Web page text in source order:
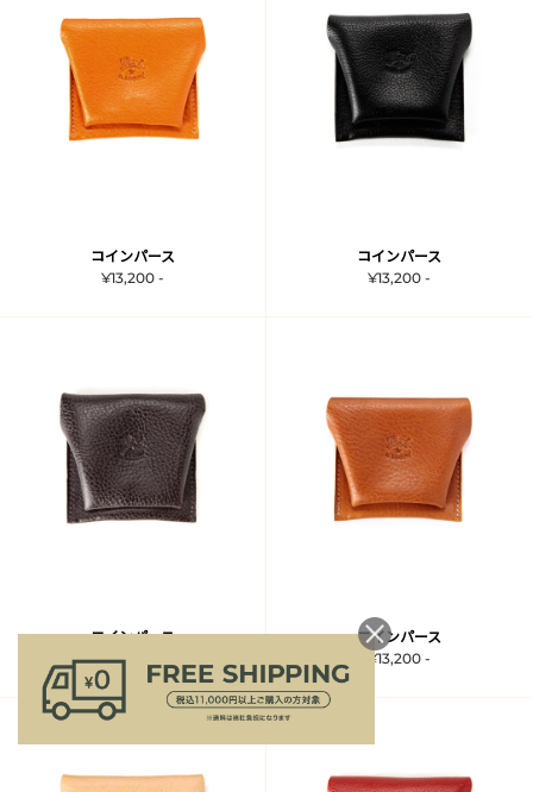
コインパース
¥13,200 -
コインパース
¥13,200 -
コインパース
¥13,200 -
コインパース
¥13,200 -